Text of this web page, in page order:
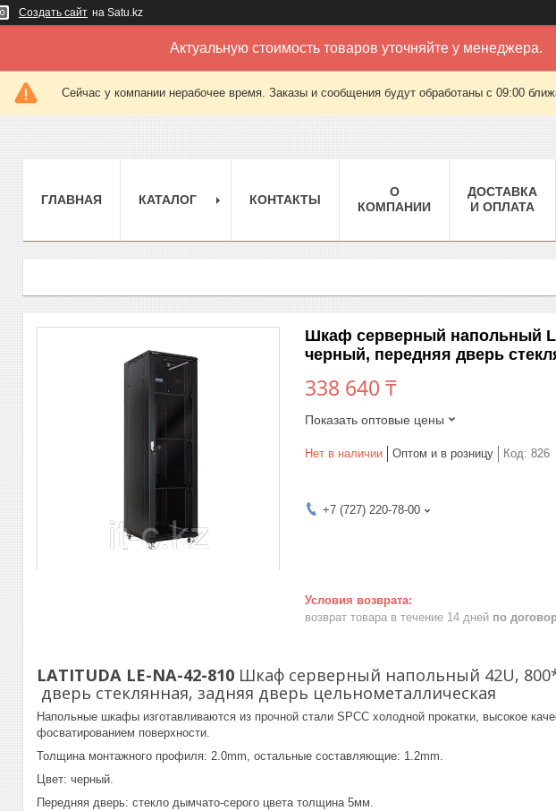
Создать сайт на Satu.kz
Актуальную стоимость товаров уточняйте у менеджера.
Сейчас у компании нерабочее время. Заказы и сообщения будут обработаны с 09:00
ГЛАВНАЯ КАТАЛОГ КОНТАКТЫ
О
КОМПАНИИ
ДОСТАВКА
И ОПЛАТА
Шкаф серверный напольный
черный, передняя дверь
338 640 ₸
Показать оптовые цены
Нет в наличии Оптом и в розницу Код: 826
+7 (727) 220-78-00
возврат товара в течение 14 дней по
LATITUDA LE-NA-42-810 Шкаф серверный напольный 42U,
дверь стеклянная, задняя дверь цельнометаллическая
Напольные шкафы изготавливаются из прочной стали SPCC холодной прокатки, высокое
фосватированием поверхности.
Толщина монтажного профиля: 2.0mm, остальные составляющие: 1.2mm.
Цвет: черный.
Передняя дверь: стекло дымчато-серого цвета толщина 5мм.